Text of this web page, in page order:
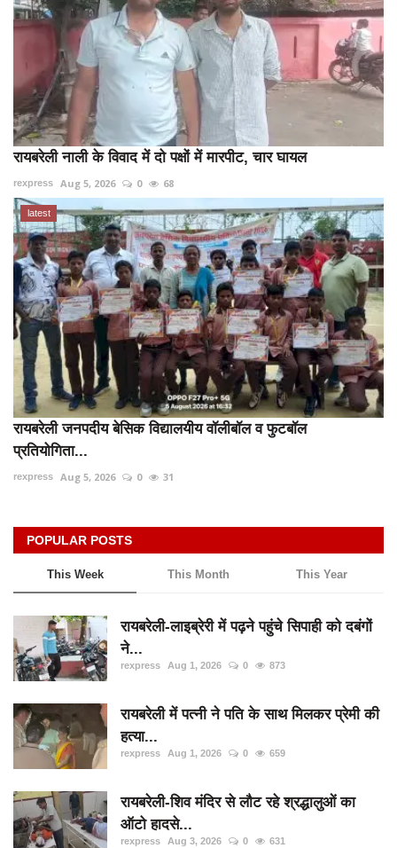
रायबरेली नाली के विवाद में दो पक्षों में मारपीट, चार घायल
rexpress Aug 5, 2026 0 68
latest
रायबरेली जनपदीय बेसिक विद्यालयीय वॉलीबॉल व फुटबॉल
प्रतियोगिता...
rexpress Aug 5, 2026 0 31
POPULAR POSTS
This Week This Month This Year
रायबरेली-लाइब्रेरी में पढ़ने पहुंचे सिपाही को दबंगों
ने...
rexpress Aug 1, 2026 0 873
रायबरेली में पत्नी ने पति के साथ मिलकर प्रेमी की
हत्या...
rexpress Aug 1, 2026 0 659
रायबरेली-शिव मंदिर से लौट रहे श्रद्धालुओं का
ऑटो हादसे...
rexpress Aug 3, 2026 0 631